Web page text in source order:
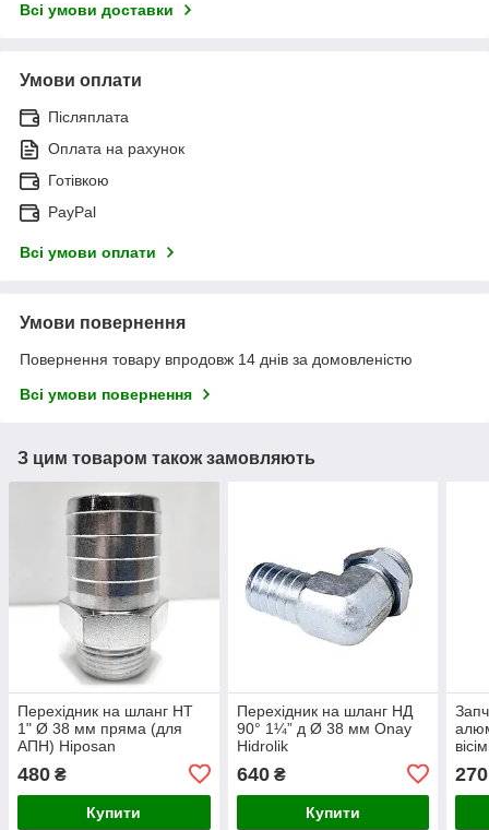
Всі умови доставки
Умови оплати
Післяплата
Оплата на рахунок
Готівкою
PayPal
Всі умови оплати
Умови повернення
Повернення товару впродовж 14 днів за домовленістю
Всі умови повернення
З цим товаром також замовляють
Перехідник на шланг НТ
1" Ø 38 мм пряма (для
АПН) Hiposan
480 ₴
Купити
Перехідник на шланг НД
90° 1¼” д Ø 38 мм Onay
Hidrolik
640₴
Купити
270